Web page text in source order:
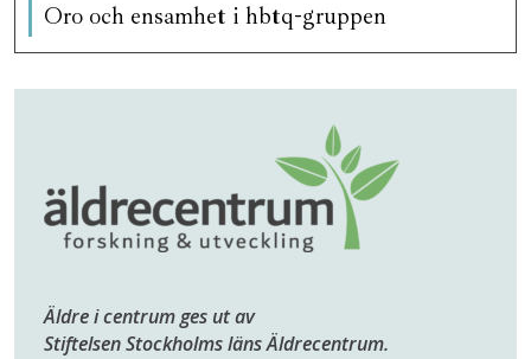
Oro och ensamhet i hbtq-gruppen
Äldre i centrum ges ut av
Stiftelsen Stockholms läns Äldrecentrum.